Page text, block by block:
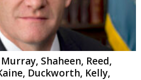
Shaheen, Reed,
Duckworth, Kelly,